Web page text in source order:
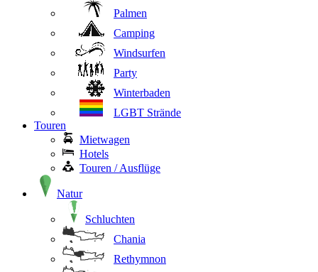
Palmen
Camping
Windsurfen
Party
Winterbaden
LGBT Strände
Touren
Mietwagen
Hotels
Touren / Ausflüge
Natur
Schluchten
Chania
Rethymnon